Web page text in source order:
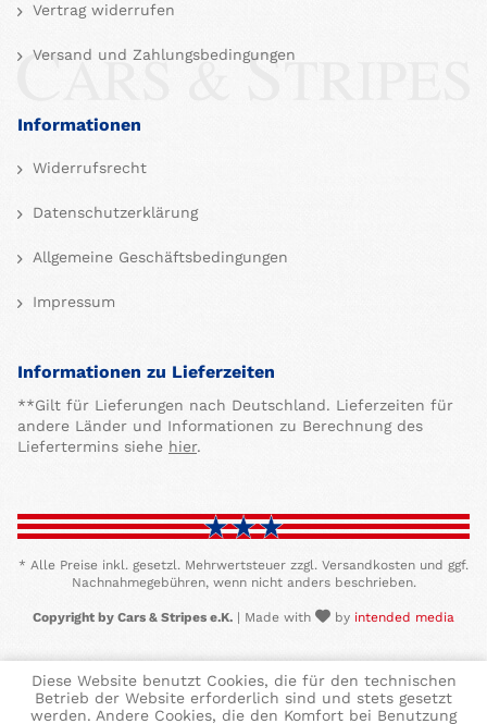
Vertrag widerrufen
Versand und Zahlungsbedingungen
Informationen
Widerrufsrecht
Datenschutzerklärung
Allgemeine Geschäftsbedingungen
Impressum
Informationen zu Lieferzeiten
**Gilt für Lieferungen nach Deutschland. Lieferzeiten für
andere Länder und Informationen zu Berechnung des
Liefertermins siehe hier.
* Alle Preise inkl. gesetzl. Mehrwertsteuer zzgl. Versandkosten und ggf.
Nachnahmegebühren, wenn nicht anders beschrieben.
Copyright by Cars & Stripes e.K. | Made with by intended media
Diese Website benutzt Cookies, die für den technischen
Betrieb der Website erforderlich sind und stets gesetzt
werden. Andere Cookies, die den Komfort bei Benutzung